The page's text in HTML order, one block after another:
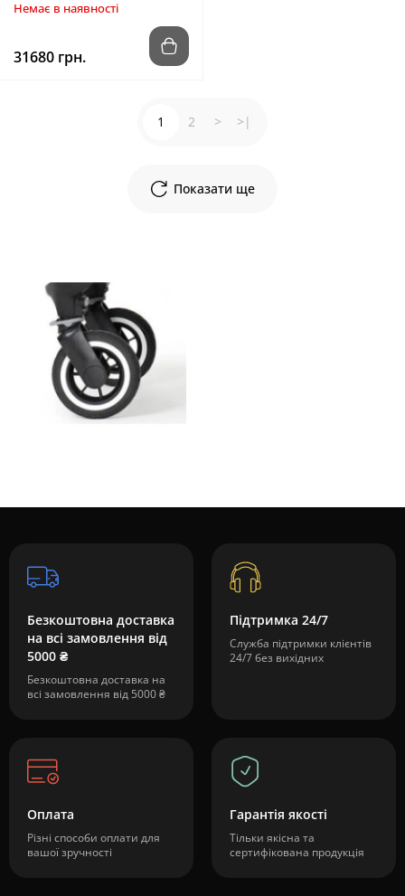
Немає в наявності
31680 грн.
Показати ще
1 2 > >|
Безкоштовна доставка
на всі замовлення від
5000 ₴
Безкоштовна доставка на
всі замовлення від 5000 ₴
Підтримка 24/7
Служба підтримки клієнтів
24/7 без вихідних
Оплата
Різні способи оплати для
вашої зручності
Гарантія якості
Тільки якісна та
сертифікована продукція